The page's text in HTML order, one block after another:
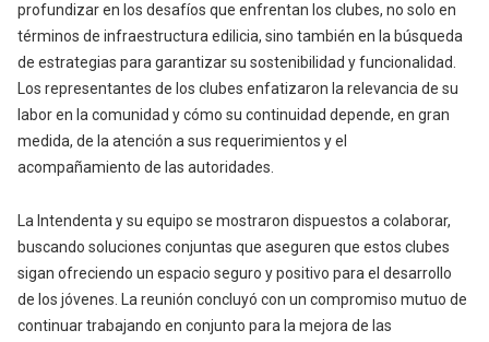
profundizar en los desafíos que enfrentan los clubes, no solo en
términos de infraestructura edilicia, sino también en la búsqueda
de estrategias para garantizar su sostenibilidad y funcionalidad.
Los representantes de los clubes enfatizaron la relevancia de su
labor en la comunidad y cómo su continuidad depende, en gran
medida, de la atención a sus requerimientos y el
acompañamiento de las autoridades.
La Intendenta y su equipo se mostraron dispuestos a colaborar,
buscando soluciones conjuntas que aseguren que estos clubes
sigan ofreciendo un espacio seguro y positivo para el desarrollo
de los jóvenes. La reunión concluyó con un compromiso mutuo de
continuar trabajando en conjunto para la mejora de las